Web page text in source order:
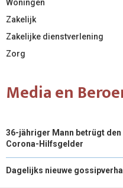
Woningen
Zakelijk
Zakelijke dienstverlening
Zorg
Media en
36-jähriger Mann betrügt
Corona-Hilfsgelder
Dagelijks nieuwe